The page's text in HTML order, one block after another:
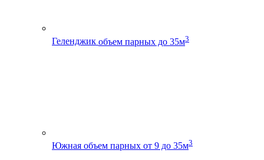
Геленджик объем парных до 35м3
Южная объем парных от 9 до 35м3